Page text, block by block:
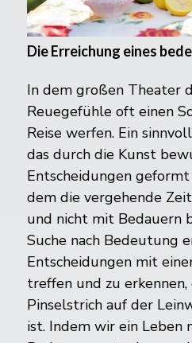
Die Erreichung eines
In dem großen Theater
Reuegefühle oft einen
Reise werfen. Ein
das durch die Kunst
Entscheidungen
dem die vergehende
und nicht mit Bedauern
Suche nach Bedeutung
Entscheidungen mit
treffen und zu
Pinselstrich auf der
ist. Indem wir ein Leben